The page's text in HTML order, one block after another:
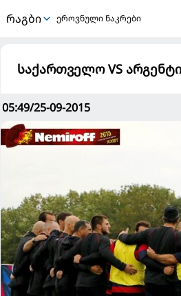
ᲠᲐᲒᲑᲘ ეროვნული ნაკრები
საქართველო VS
05:49/25-09-2015